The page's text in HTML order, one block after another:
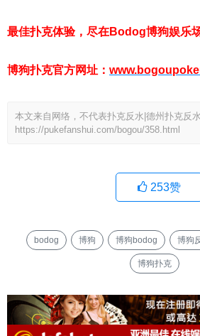
最佳扑克体验，尽在Bodog博狗娱乐
博狗扑克官方网址：
本文来自网络，不代表扑克反水|德州扑克反
https://pukefanshui.com/bogou/358.html
253赞
bodog 博狗 博狗bodog 博狗
博狗扑克